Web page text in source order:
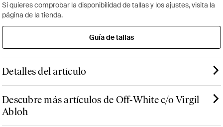
Si quieres comprobar la disponibilidad de tallas y los ajustes, visita la
página de la tienda.
Guía de tallas
Detalles del artículo
Descubre más artículos de Off-White c/o Virgil
Abloh